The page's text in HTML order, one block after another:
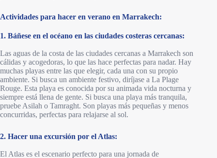
Actividades para hacer en verano en Marrakech:
1. Báñese en el océano en las ciudades costeras cercanas:
Las aguas de la costa de las ciudades cercanas a Marrakech son
cálidas y acogedoras, lo que las hace perfectas para nadar. Hay
muchas playas entre las que elegir, cada una con su propio
ambiente. Si busca un ambiente festivo, diríjase a La Plage
Rouge. Esta playa es conocida por su animada vida nocturna y
siempre está llena de gente. Si busca una playa más tranquila,
pruebe Asilah o Tamraght. Son playas más pequeñas y menos
concurridas, perfectas para relajarse al sol.
2. Hacer una excursión por el Atlas:
El Atlas es el escenario perfecto para una jornada de